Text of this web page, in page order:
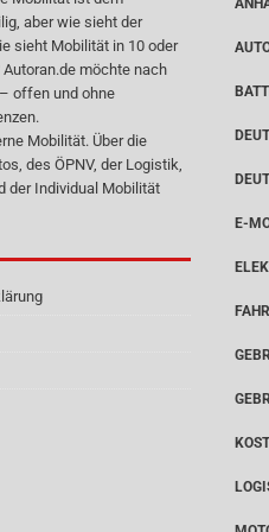
aber wie sieht der
sieht Mobilität in 10 oder
Autoran.de möchte nach
offen und ohne
Mobilität. Über die
des ÖPNV, der Logistik,
der Individual Mobilität
E-